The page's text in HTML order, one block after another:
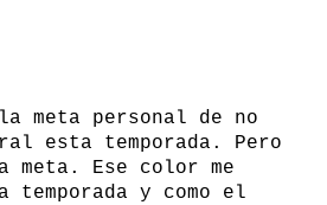
meta personal de no
esta temporada. Pero
meta. Ese color me
temporada y como el